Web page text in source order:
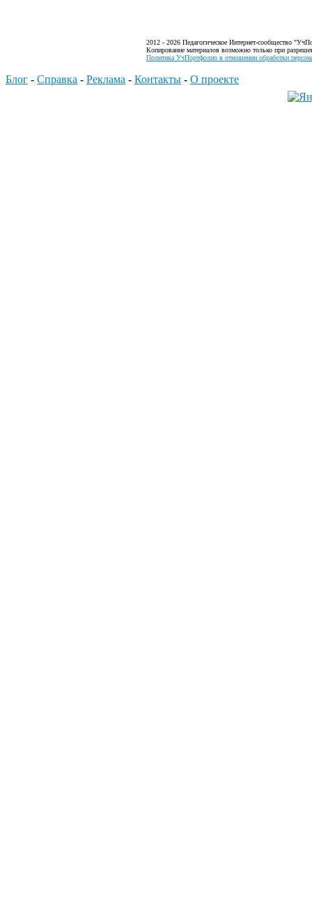
2012 - 2026 Педагогическое Интернет-сообщество
Копирование материалов возможно только при
Политика УчПортфолио в отношении обработки
Блог - Справка - Реклама - Контакты - О проекте